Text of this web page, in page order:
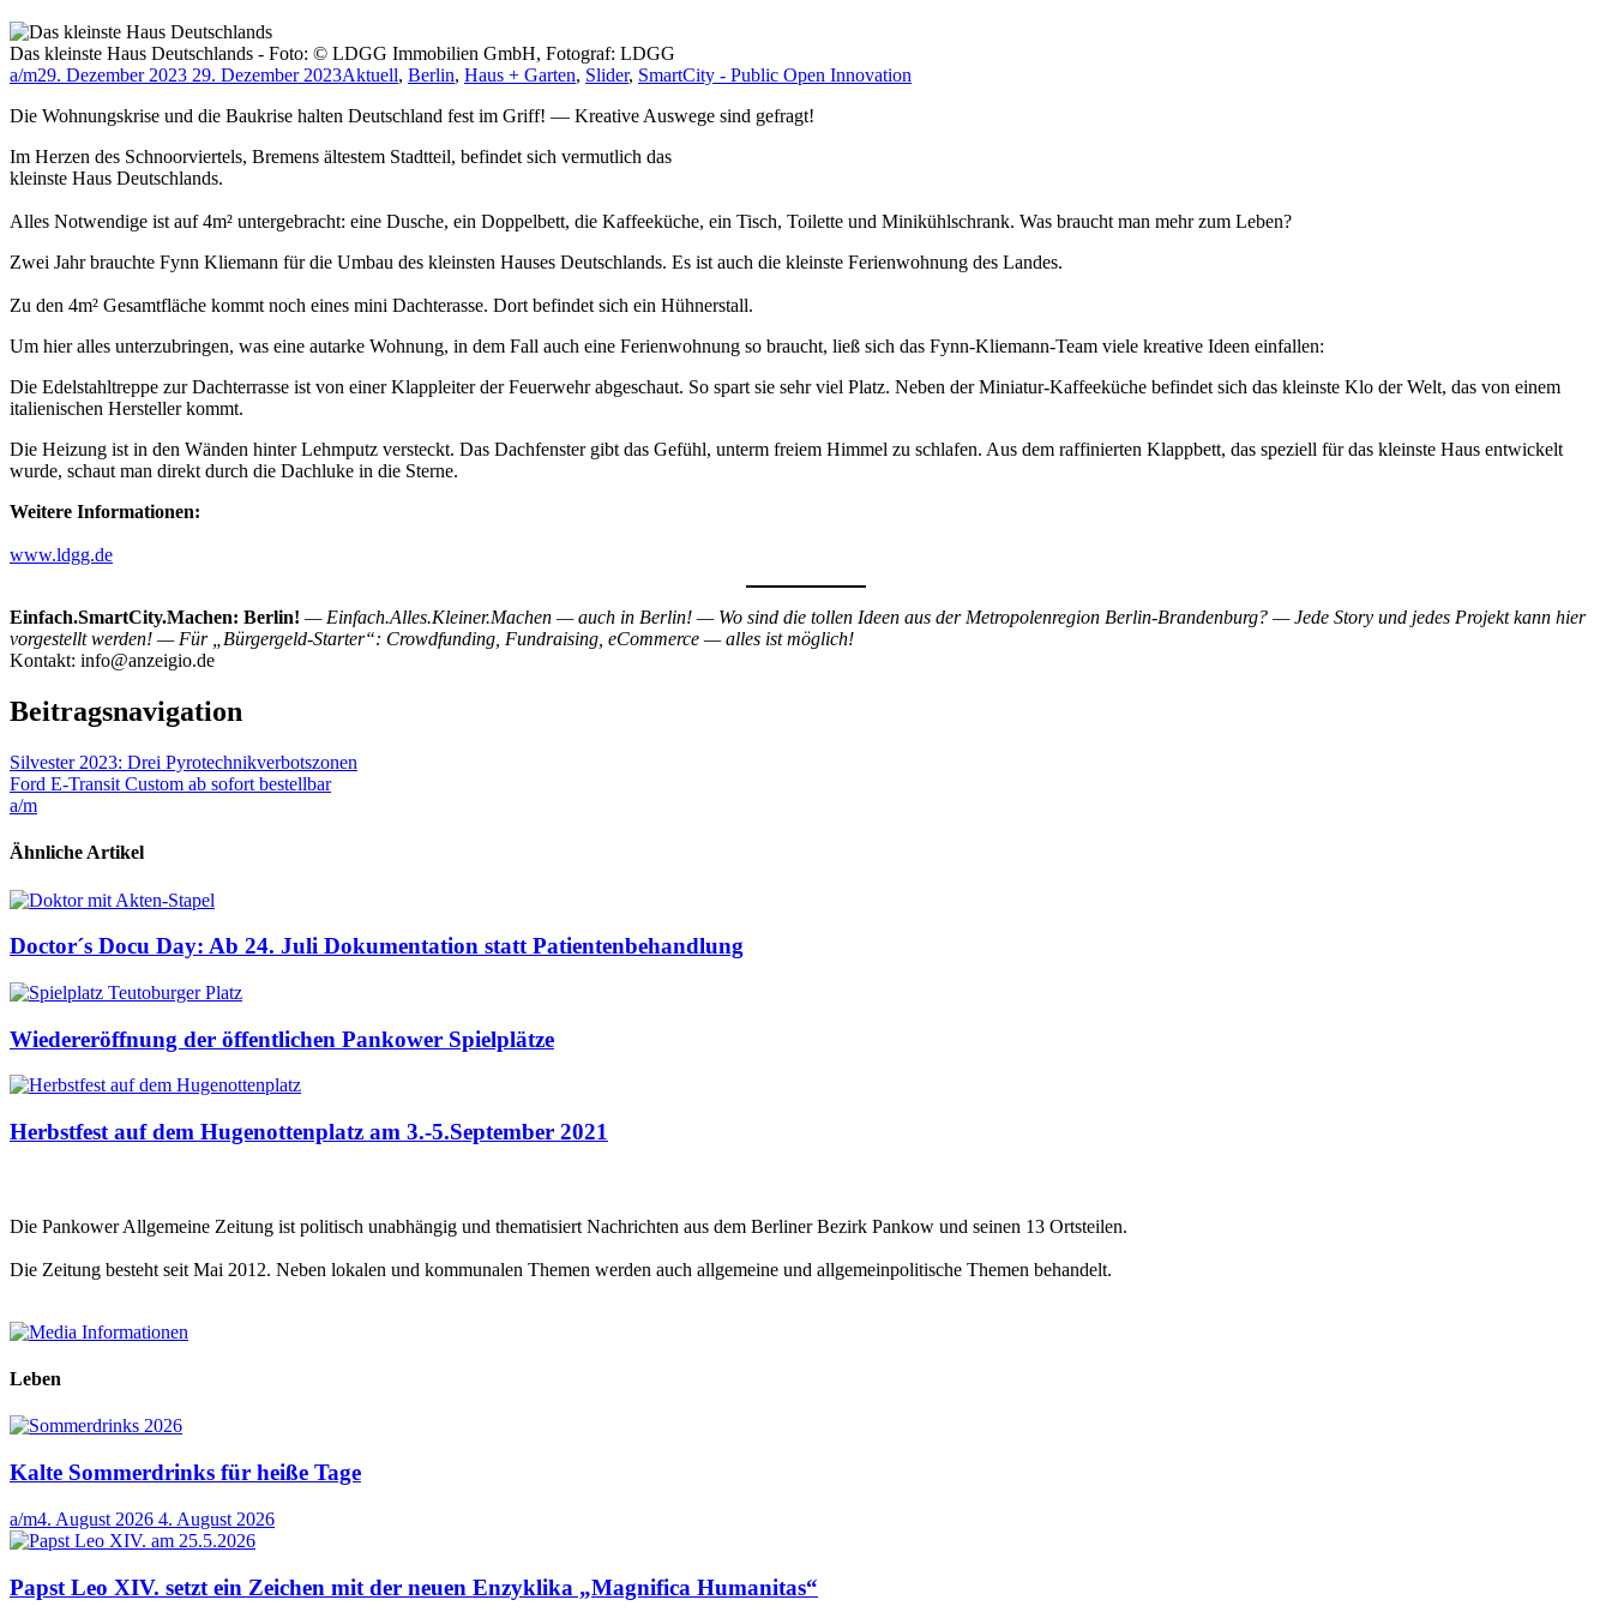
Das kleinste Haus Deutschlands - Foto: © LDGG Immobilien GmbH, Fotograf: LDGG
a/m29. Dezember 2023 29. Dezember 2023Aktuell, Berlin, Haus + Garten, Slider, SmartCity - Public Open Innovation
Die Wohnungskrise und die Baukrise halten Deutschland fest im Griff! — Kreative Auswege sind gefragt!
Im Herzen des Schnoorviertels, Bremens ältestem Stadtteil, befindet sich vermutlich das
kleinste Haus Deutschlands.
Alles Notwendige ist auf 4m² untergebracht: eine Dusche, ein Doppelbett, die Kaffeeküche, ein Tisch, Toilette und Minikühlschrank. Was braucht man mehr zum Leben?
Zwei Jahr brauchte Fynn Kliemann für die Umbau des kleinsten Hauses Deutschlands. Es ist auch die kleinste Ferienwohnung des Landes.
Zu den 4m² Gesamtfläche kommt noch eines mini Dachterasse. Dort befindet sich ein Hühnerstall.
Um hier alles unterzubringen, was eine autarke Wohnung, in dem Fall auch eine Ferienwohnung so braucht, ließ sich das Fynn-Kliemann-Team viele kreative Ideen einfallen:
Die Edelstahltreppe zur Dachterrasse ist von einer Klappleiter der Feuerwehr abgeschaut. So spart sie sehr viel Platz. Neben der Miniatur-Kaffeeküche befindet sich das kleinste Klo der Welt, das von einem
italienischen Hersteller kommt.
Die Heizung ist in den Wänden hinter Lehmputz versteckt. Das Dachfenster gibt das Gefühl, unterm freiem Himmel zu schlafen. Aus dem raffinierten Klappbett, das speziell für das kleinste Haus entwickelt
wurde, schaut man direkt durch die Dachluke in die Sterne.
Weitere Informationen:
www.ldgg.de
Einfach.SmartCity.Machen: Berlin! — Einfach.Alles.Kleiner.Machen — auch in Berlin! — Wo sind die tollen Ideen aus der Metropolenregion Berlin-Brandenburg? — Jede Story und jedes Projekt kann hier
vorgestellt werden! — Für „Bürgergeld-Starter“: Crowdfunding, Fundraising, eCommerce — alles ist möglich!
Kontakt: info@anzeigio.de
Beitragsnavigation
Silvester 2023: Drei Pyrotechnikverbotszonen
Ford E-Transit Custom ab sofort bestellbar
a/m
Ähnliche Artikel
Doctor´s Docu Day: Ab 24. Juli Dokumentation statt Patientenbehandlung
Wiedereröffnung der öffentlichen Pankower Spielplätze
Herbstfest auf dem Hugenottenplatz am 3.-5.September 2021
Die Pankower Allgemeine Zeitung ist politisch unabhängig und thematisiert Nachrichten aus dem Berliner Bezirk Pankow und seinen 13 Ortsteilen.
Die Zeitung besteht seit Mai 2012. Neben lokalen und kommunalen Themen werden auch allgemeine und allgemeinpolitische Themen behandelt.
Leben
Kalte Sommerdrinks für heiße Tage
a/m4. August 2026 4. August 2026
Papst Leo XIV. setzt ein Zeichen mit der neuen Enzyklika „Magnifica Humanitas“